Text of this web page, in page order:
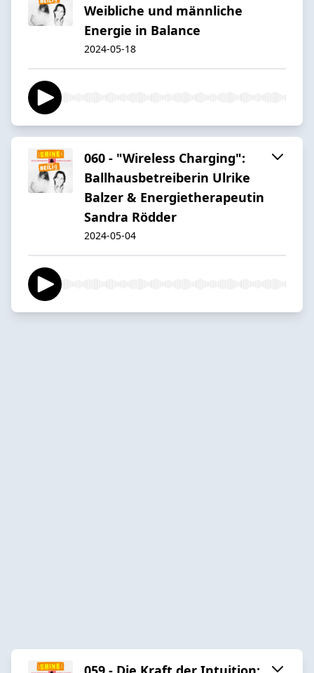
Weibliche und männliche
Energie in Balance
2024-05-18
060 - "Wireless Charging":
Ballhausbetreiberin Ulrike
Balzer & Energietherapeutin
Sandra Rödder
2024-05-04